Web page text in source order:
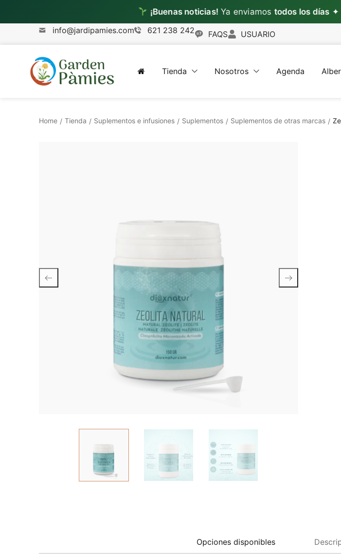
¡Buenas noticias!Ya enviamostodos los días ✦
info@jardipamies.com
621 238 242 FAQS USUARIO
Tienda Nosotros Agenda
Home / Tienda / Suplementos e infusiones / Suplementos / Suplementos de otras marcas /
Opciones disponibles